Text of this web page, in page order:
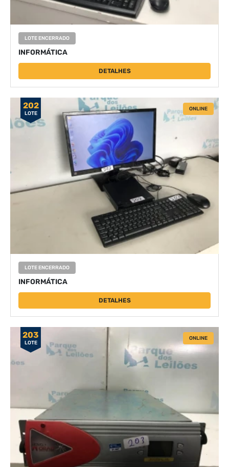
LOTE ENCERRADO
INFORMÁTICA
DETALHES
202
LOTE
ONLINE
LOTE ENCERRADO
INFORMÁTICA
DETALHES
203
LOTE
ONLINE